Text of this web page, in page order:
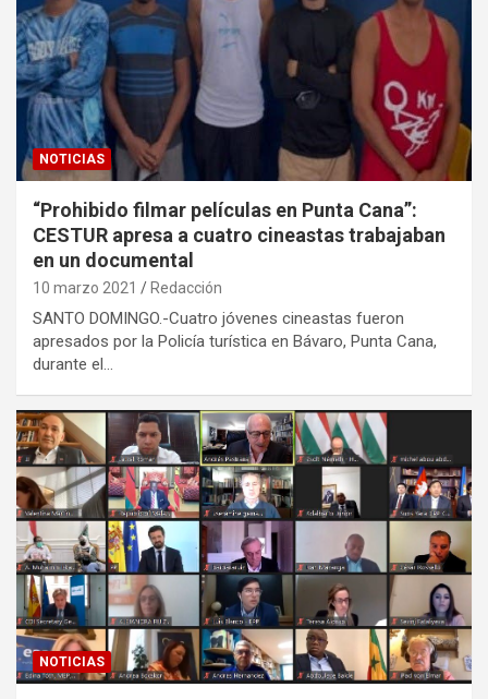
NOTICIAS
“Prohibido filmar películas en Punta Cana”:
CESTUR apresa a cuatro cineastas trabajaban
en un documental
10 marzo 2021 Redacción
SANTO DOMINGO.-Cuatro jóvenes cineastas fueron
apresados por la Policía turística en Bávaro, Punta Cana,
durante el…
NOTICIAS